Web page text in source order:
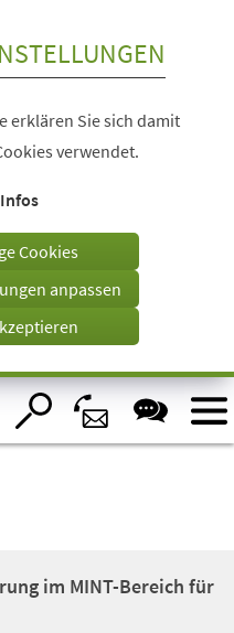
erklären Sie sich damit
verwendet.
Cookies
anpassen
im MINT-Bereich für